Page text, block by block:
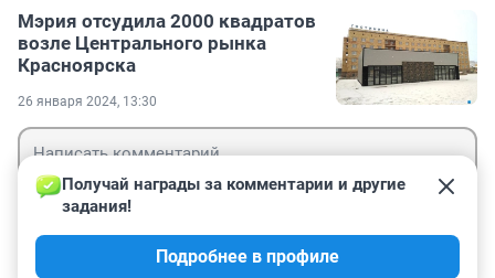
Мэрия отсудила 2000 квадратов
возле Центрального рынка
Красноярска
26 января 2024, 13:30
Получай награды за комментарии и другие
задания!
Подробнее в профиле